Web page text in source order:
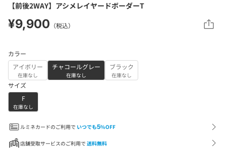
【前後2WAY】アシメレイヤードボーダーT
¥9,900 （税込）
カラー
アイボリー
在庫なし
チャコールグレー
在庫なし
ブラック
在庫なし
サイズ
F
在庫なし
ルミネカードのご利用で いつでも5%OFF
店舗受取サービスのご利用で 送料無料